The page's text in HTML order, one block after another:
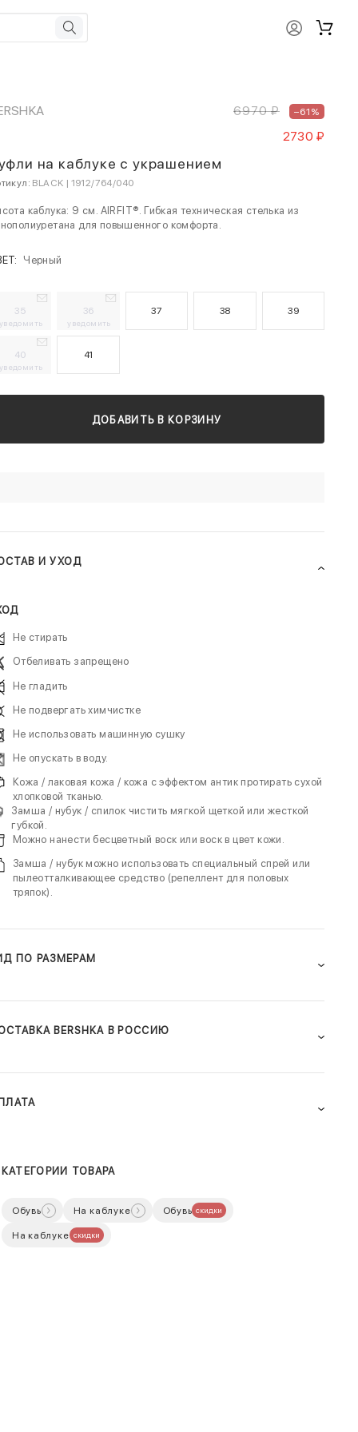
6970 ₽ –61%
2730 ₽
на каблуке с украшением
BLACK | 1912/764/040
каблука: 9 см. AIRFIT®. Гибкая техническая стелька из
для повышенного комфорта.
Черный
35 36
уведомить
37 38 39
40 41
ДОБАВИТЬ В КОРЗИНУ
И УХОД
Не стирать
Отбеливать запрещено
Не гладить
Не подвергать химчистке
Не использовать машинную сушку
Не опускать в воду.
Кожа / лаковая кожа / кожа с эффектом антик протирать сухой
хлопковой тканью.
Замша / нубук / спилок чистить мягкой щеткой или жесткой
губкой.
Можно нанести бесцветный воск или воск в цвет кожи.
Замша / нубук можно использовать специальный спрей или
пылеотталкивающее средство (репеллент для половых
тряпок).
ПО РАЗМЕРАМ
BERSHKA В РОССИЮ
КАТЕГОРИИ ТОВАРА
Обувь На каблуке Обувь скидки
На каблуке скидки